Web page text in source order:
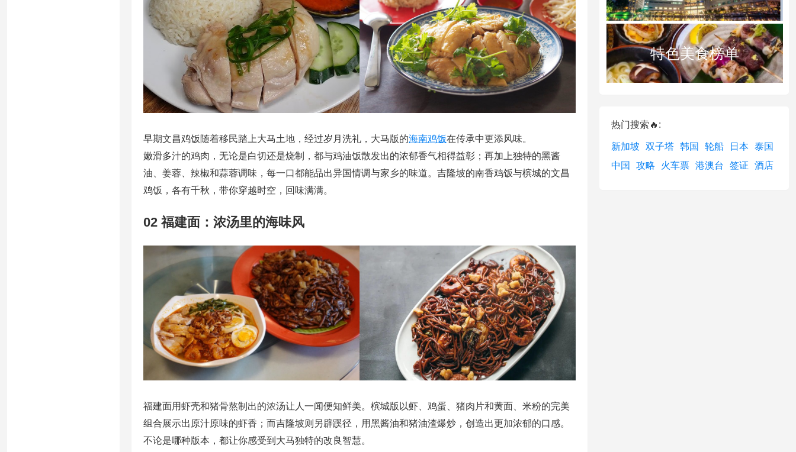
早期文昌鸡饭随着移民踏上大马土地，经过岁月洗礼，大马版的海南鸡饭在传承中更添风味。
嫩滑多汁的鸡肉，无论是白切还是烧制，都与鸡油饭散发出的浓郁香气相得益彰；再加上独特的黑酱
油、姜蓉、辣椒和蒜蓉调味，每一口都能品出异国情调与家乡的味道。吉隆坡的南香鸡饭与槟城的文昌
鸡饭，各有千秋，带你穿越时空，回味满满。
02 福建面：浓汤里的海味风
福建面用虾壳和猪骨熬制出的浓汤让人一闻便知鲜美。槟城版以虾、鸡蛋、猪肉片和黄面、米粉的完美
组合展示出原汁原味的虾香；而吉隆坡则另辟蹊径，用黑酱油和猪油渣爆炒，创造出更加浓郁的口感。
不论是哪种版本，都让你感受到大马独特的改良智慧。
特色美食榜单
热门搜索🔥:
新加坡 双子塔 韩国 轮船 日本 泰国
中国
攻略 火车票 港澳台 签证 酒店